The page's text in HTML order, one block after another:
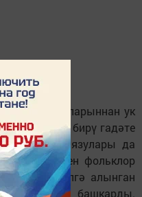
беренче елларыннан ук
алу, кыз бирү гадәте
Архив язулары да
керәшен фольклор
телгә алынган
көен башкарды.